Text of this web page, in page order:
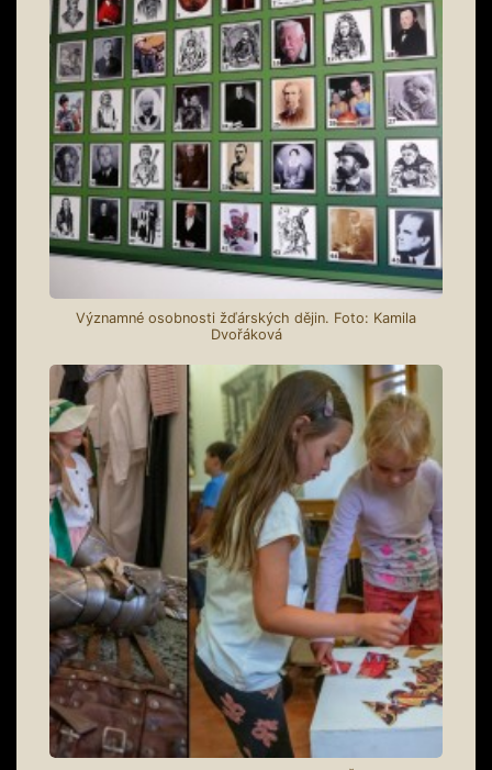
Významné osobnosti žďárských dějin. Foto: Kamila
Dvořáková